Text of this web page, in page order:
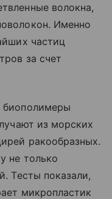
волокна,
Именно
частиц
за счет
биополимеры
из морских
ракообразных.
не только
Тесты показали,
микропластик